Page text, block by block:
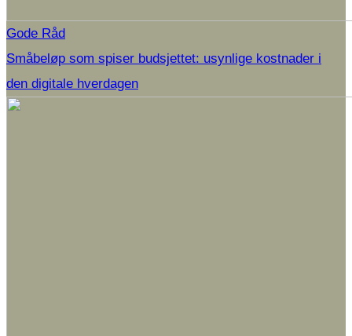
Gode Råd
Småbeløp som spiser budsjettet: usynlige kostnader i
den digitale hverdagen